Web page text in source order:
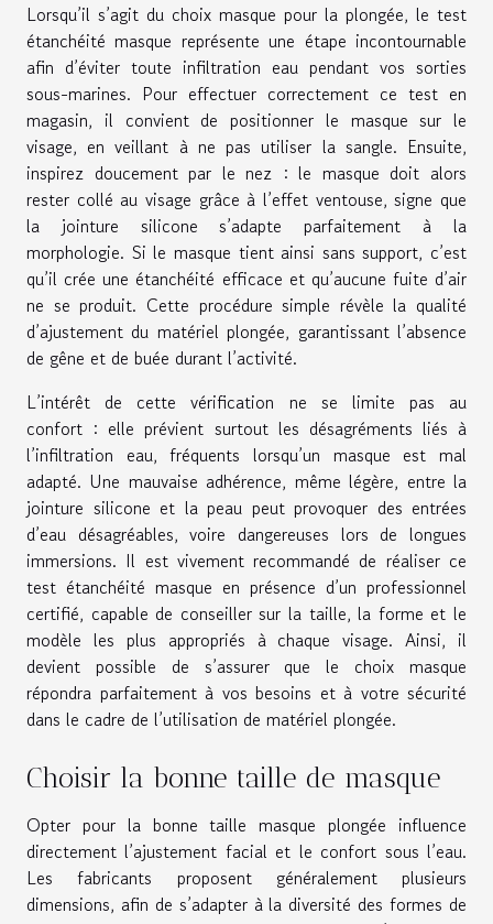
Lorsqu’il s’agit du choix masque pour la plongée, le test
étanchéité masque représente une étape incontournable
afin d’éviter toute infiltration eau pendant vos sorties
sous-marines. Pour effectuer correctement ce test en
magasin, il convient de positionner le masque sur le
visage, en veillant à ne pas utiliser la sangle. Ensuite,
inspirez doucement par le nez : le masque doit alors
rester collé au visage grâce à l’effet ventouse, signe que
la jointure silicone s’adapte parfaitement à la
morphologie. Si le masque tient ainsi sans support, c’est
qu’il crée une étanchéité efficace et qu’aucune fuite d’air
ne se produit. Cette procédure simple révèle la qualité
d’ajustement du matériel plongée, garantissant l’absence
de gêne et de buée durant l’activité.
L’intérêt de cette vérification ne se limite pas au
confort : elle prévient surtout les désagréments liés à
l’infiltration eau, fréquents lorsqu’un masque est mal
adapté. Une mauvaise adhérence, même légère, entre la
jointure silicone et la peau peut provoquer des entrées
d’eau désagréables, voire dangereuses lors de longues
immersions. Il est vivement recommandé de réaliser ce
test étanchéité masque en présence d’un professionnel
certifié, capable de conseiller sur la taille, la forme et le
modèle les plus appropriés à chaque visage. Ainsi, il
devient possible de s’assurer que le choix masque
répondra parfaitement à vos besoins et à votre sécurité
dans le cadre de l’utilisation de matériel plongée.
Choisir la bonne taille de masque
Opter pour la bonne taille masque plongée influence
directement l’ajustement facial et le confort sous l’eau.
Les fabricants proposent généralement plusieurs
dimensions, afin de s’adapter à la diversité des formes de